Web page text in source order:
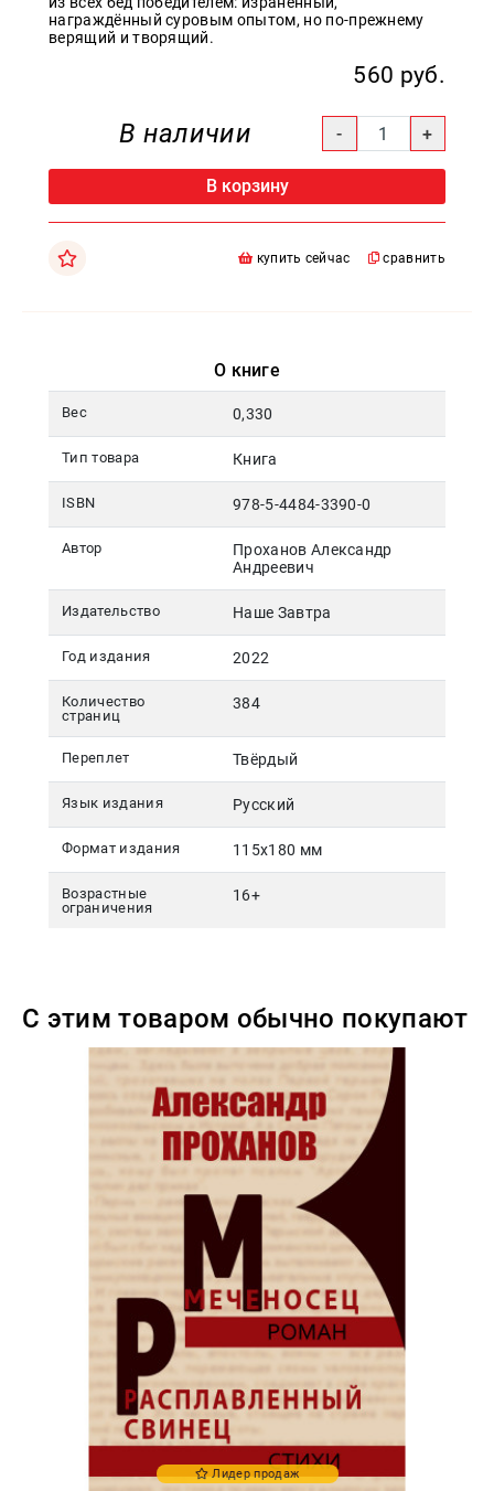
награждённый суровым опытом, но по-прежнему
верящий и творящий.
560 руб.
В наличии
В корзину
купить сейчас сравнить
О книге
Вес 0,330
Тип товара Книга
ISBN 978-5-4484-3390-0
Автор
Проханов Александр
Андреевич
Издательство Наше Завтра
Год издания 2022
Количество
страниц
384
Переплет Твёрдый
Язык издания Русский
Формат издания 115х180 мм
Возрастные
ограничения
16+
С этим товаром обычно покупают
Лидер продаж
гастрономия,
кулинария
Контакты
+7(499)
79